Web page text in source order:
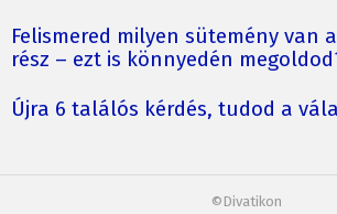
Felismered milyen sütemény van
rész – ezt is könnyedén
Újra 6 találós kérdés, tudod a
©Divatikon